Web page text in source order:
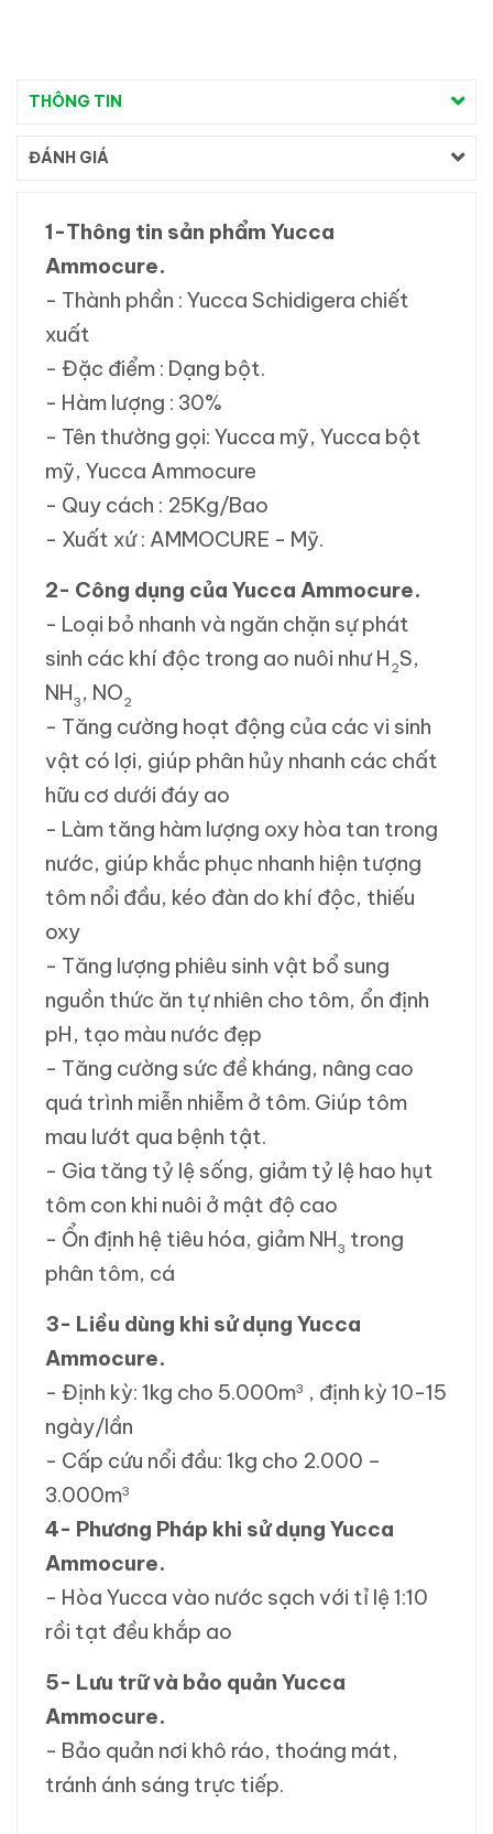
THÔNG TIN
ĐÁNH GIÁ
1-Thông tin sản phẩm Yucca
Ammocure.
- Thành phần : Yucca Schidigera chiết
xuất
- Đặc điểm : Dạng bột.
- Hàm lượng : 30%
- Tên thường gọi: Yucca mỹ, Yucca bột
mỹ, Yucca Ammocure
- Quy cách : 25Kg/Bao
- Xuất xứ : AMMOCURE - Mỹ.
2- Công dụng của Yucca Ammocure.
- Loại bỏ nhanh và ngăn chặn sự phát
sinh các khí độc trong ao nuôi như H 2S,
NH3 , NO2
- Tăng cường hoạt động của các vi sinh
vật có lợi, giúp phân hủy nhanh các chất
hữu cơ dưới đáy ao
- Làm tăng hàm lượng oxy hòa tan trong
nước, giúp khắc phục nhanh hiện tượng
tôm nổi đầu, kéo đàn do khí độc, thiếu
oxy
- Tăng lượng phiêu sinh vật bổ sung
nguồn thức ăn tự nhiên cho tôm, ổn định
pH, tạo màu nước đẹp
- Tăng cường sức đề kháng, nâng cao
quá trình miễn nhiễm ở tôm. Giúp tôm
mau lướt qua bệnh tật.
- Gia tăng tỷ lệ sống, giảm tỷ lệ hao hụt
tôm con khi nuôi ở mật độ cao
- Ổn định hệ tiêu hóa, giảm NH3 trong
phân tôm, cá
3- Liều dùng khi sử dụng Yucca
Ammocure.
- Định kỳ: 1kg cho 5.000m3 , định kỳ 10-15
ngày/lần
- Cấp cứu nổi đầu: 1kg cho 2.000 –
3.000m3
4- Phương Pháp khi sử dụng Yucca
Ammocure.
- Hòa Yucca vào nước sạch với tỉ lệ 1:10
rồi tạt đều khắp ao
5- Lưu trữ và bảo quản Yucca
Ammocure.
- Bảo quản nơi khô ráo, thoáng mát,
tránh ánh sáng trực tiếp.